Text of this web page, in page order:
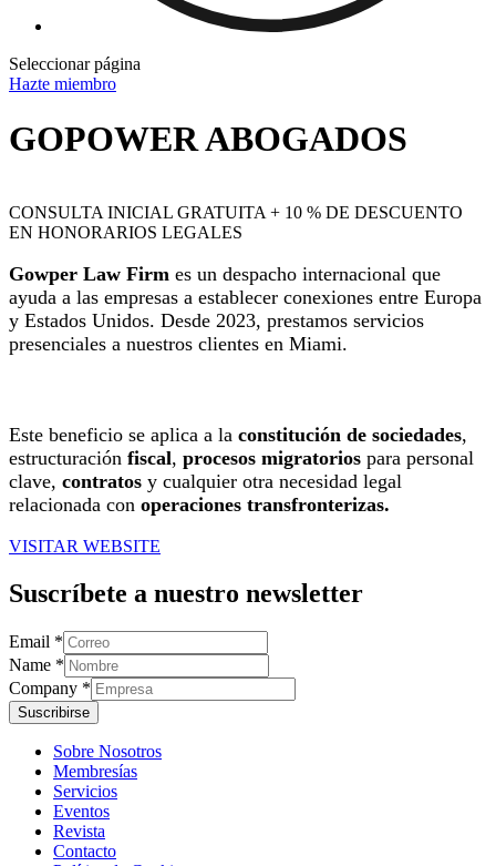
Seleccionar página
Hazte miembro
GOPOWER ABOGADOS
CONSULTA INICIAL GRATUITA + 10 % DE DESCUENTO
EN HONORARIOS LEGALES
Gowper Law Firm es un despacho internacional que
ayuda a las empresas a establecer conexiones entre Europa
y Estados Unidos. Desde 2023, prestamos servicios
presenciales a nuestros clientes en Miami.
Este beneficio se aplica a la constitución de sociedades,
estructuración fiscal, procesos migratorios para personal
clave, contratos y cualquier otra necesidad legal
relacionada con operaciones transfronterizas.
VISITAR WEBSITE
Suscríbete a nuestro newsletter
Company
Diseño
Email
Email *
Name *
Company *
Suscribirse
Sobre Nosotros
Membresías
Servicios
Eventos
Revista
Contacto